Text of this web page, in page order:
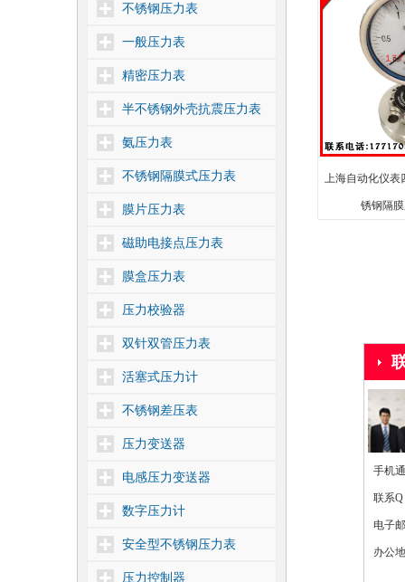
不锈钢压力表
一般压力表
精密压力表
半不锈钢外壳抗震压力表
氨压力表
不锈钢隔膜式压力表
膜片压力表
磁助电接点压力表
膜盒压力表
压力校验器
双针双管压力表
活塞式压力计
不锈钢差压表
压力变送器
电感压力变送器
数字压力计
安全型不锈钢压力表
压力控制器
上海自动化仪表
锈钢隔
手机
联系
电子
办公